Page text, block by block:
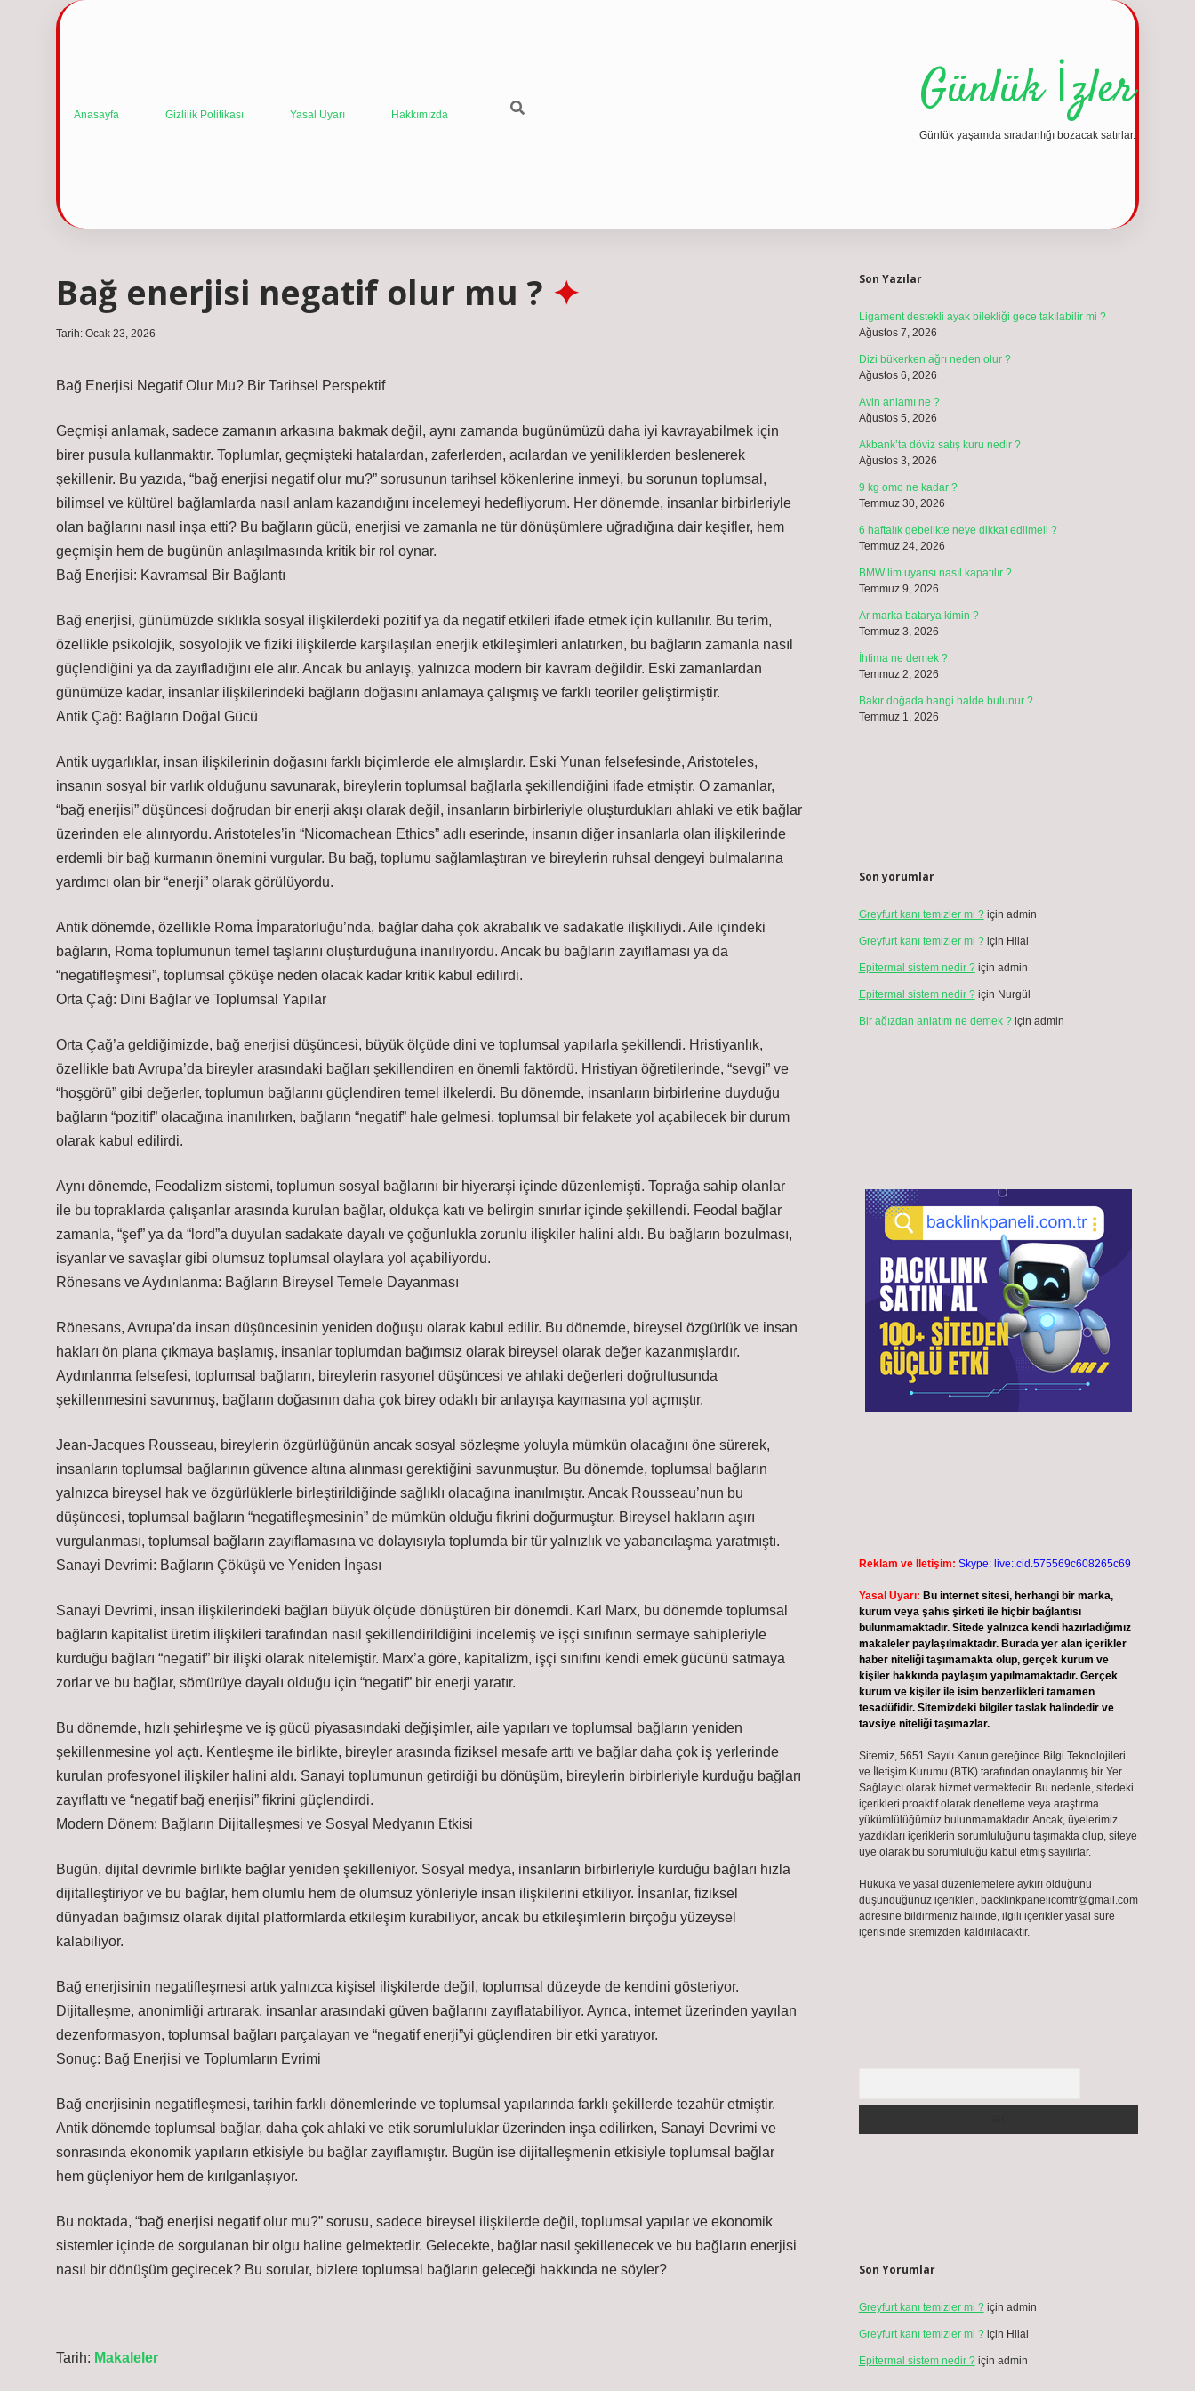
Anasayfa Gizlilik Politikası Yasal Uyarı Hakkımızda Günlük İzler
Günlük yaşamda sıradanlığı bozacak satırlar.
Bağ enerjisi negatif olur mu ?
Tarih: Ocak 23, 2026
Bağ Enerjisi Negatif Olur Mu? Bir Tarihsel Perspektif
Geçmişi anlamak, sadece zamanın arkasına bakmak değil, aynı zamanda bugünümüzü daha iyi kavrayabilmek için
birer pusula kullanmaktır. Toplumlar, geçmişteki hatalardan, zaferlerden, acılardan ve yeniliklerden beslenerek
şekillenir. Bu yazıda, “bağ enerjisi negatif olur mu?” sorusunun tarihsel kökenlerine inmeyi, bu sorunun toplumsal,
bilimsel ve kültürel bağlamlarda nasıl anlam kazandığını incelemeyi hedefliyorum. Her dönemde, insanlar birbirleriyle
olan bağlarını nasıl inşa etti? Bu bağların gücü, enerjisi ve zamanla ne tür dönüşümlere uğradığına dair keşifler, hem
geçmişin hem de bugünün anlaşılmasında kritik bir rol oynar.
Bağ Enerjisi: Kavramsal Bir Bağlantı
Bağ enerjisi, günümüzde sıklıkla sosyal ilişkilerdeki pozitif ya da negatif etkileri ifade etmek için kullanılır. Bu terim,
özellikle psikolojik, sosyolojik ve fiziki ilişkilerde karşılaşılan enerjik etkileşimleri anlatırken, bu bağların zamanla nasıl
güçlendiğini ya da zayıfladığını ele alır. Ancak bu anlayış, yalnızca modern bir kavram değildir. Eski zamanlardan
günümüze kadar, insanlar ilişkilerindeki bağların doğasını anlamaya çalışmış ve farklı teoriler geliştirmiştir.
Antik Çağ: Bağların Doğal Gücü
Antik uygarlıklar, insan ilişkilerinin doğasını farklı biçimlerde ele almışlardır. Eski Yunan felsefesinde, Aristoteles,
insanın sosyal bir varlık olduğunu savunarak, bireylerin toplumsal bağlarla şekillendiğini ifade etmiştir. O zamanlar,
“bağ enerjisi” düşüncesi doğrudan bir enerji akışı olarak değil, insanların birbirleriyle oluşturdukları ahlaki ve etik bağlar
üzerinden ele alınıyordu. Aristoteles’in “Nicomachean Ethics” adlı eserinde, insanın diğer insanlarla olan ilişkilerinde
erdemli bir bağ kurmanın önemini vurgular. Bu bağ, toplumu sağlamlaştıran ve bireylerin ruhsal dengeyi bulmalarına
yardımcı olan bir “enerji” olarak görülüyordu.
Antik dönemde, özellikle Roma İmparatorluğu’nda, bağlar daha çok akrabalık ve sadakatle ilişkiliydi. Aile içindeki
bağların, Roma toplumunun temel taşlarını oluşturduğuna inanılıyordu. Ancak bu bağların zayıflaması ya da
“negatifleşmesi”, toplumsal çöküşe neden olacak kadar kritik kabul edilirdi.
Orta Çağ: Dini Bağlar ve Toplumsal Yapılar
Orta Çağ’a geldiğimizde, bağ enerjisi düşüncesi, büyük ölçüde dini ve toplumsal yapılarla şekillendi. Hristiyanlık,
özellikle batı Avrupa’da bireyler arasındaki bağları şekillendiren en önemli faktördü. Hristiyan öğretilerinde, “sevgi” ve
“hoşgörü” gibi değerler, toplumun bağlarını güçlendiren temel ilkelerdi. Bu dönemde, insanların birbirlerine duyduğu
bağların “pozitif” olacağına inanılırken, bağların “negatif” hale gelmesi, toplumsal bir felakete yol açabilecek bir durum
olarak kabul edilirdi.
Aynı dönemde, Feodalizm sistemi, toplumun sosyal bağlarını bir hiyerarşi içinde düzenlemişti. Toprağa sahip olanlar
ile bu topraklarda çalışanlar arasında kurulan bağlar, oldukça katı ve belirgin sınırlar içinde şekillendi. Feodal bağlar
zamanla, “şef” ya da “lord”a duyulan sadakate dayalı ve çoğunlukla zorunlu ilişkiler halini aldı. Bu bağların bozulması,
isyanlar ve savaşlar gibi olumsuz toplumsal olaylara yol açabiliyordu.
Rönesans ve Aydınlanma: Bağların Bireysel Temele Dayanması
Rönesans, Avrupa’da insan düşüncesinin yeniden doğuşu olarak kabul edilir. Bu dönemde, bireysel özgürlük ve insan
hakları ön plana çıkmaya başlamış, insanlar toplumdan bağımsız olarak bireysel olarak değer kazanmışlardır.
Aydınlanma felsefesi, toplumsal bağların, bireylerin rasyonel düşüncesi ve ahlaki değerleri doğrultusunda
şekillenmesini savunmuş, bağların doğasının daha çok birey odaklı bir anlayışa kaymasına yol açmıştır.
Jean-Jacques Rousseau, bireylerin özgürlüğünün ancak sosyal sözleşme yoluyla mümkün olacağını öne sürerek,
insanların toplumsal bağlarının güvence altına alınması gerektiğini savunmuştur. Bu dönemde, toplumsal bağların
yalnızca bireysel hak ve özgürlüklerle birleştirildiğinde sağlıklı olacağına inanılmıştır. Ancak Rousseau’nun bu
düşüncesi, toplumsal bağların “negatifleşmesinin” de mümkün olduğu fikrini doğurmuştur. Bireysel hakların aşırı
vurgulanması, toplumsal bağların zayıflamasına ve dolayısıyla toplumda bir tür yalnızlık ve yabancılaşma yaratmıştı.
Sanayi Devrimi: Bağların Çöküşü ve Yeniden İnşası
Sanayi Devrimi, insan ilişkilerindeki bağları büyük ölçüde dönüştüren bir dönemdi. Karl Marx, bu dönemde toplumsal
bağların kapitalist üretim ilişkileri tarafından nasıl şekillendirildiğini incelemiş ve işçi sınıfının sermaye sahipleriyle
kurduğu bağları “negatif” bir ilişki olarak nitelemiştir. Marx’a göre, kapitalizm, işçi sınıfını kendi emek gücünü satmaya
zorlar ve bu bağlar, sömürüye dayalı olduğu için “negatif” bir enerji yaratır.
Bu dönemde, hızlı şehirleşme ve iş gücü piyasasındaki değişimler, aile yapıları ve toplumsal bağların yeniden
şekillenmesine yol açtı. Kentleşme ile birlikte, bireyler arasında fiziksel mesafe arttı ve bağlar daha çok iş yerlerinde
kurulan profesyonel ilişkiler halini aldı. Sanayi toplumunun getirdiği bu dönüşüm, bireylerin birbirleriyle kurduğu bağları
zayıflattı ve “negatif bağ enerjisi” fikrini güçlendirdi.
Modern Dönem: Bağların Dijitalleşmesi ve Sosyal Medyanın Etkisi
Bugün, dijital devrimle birlikte bağlar yeniden şekilleniyor. Sosyal medya, insanların birbirleriyle kurduğu bağları hızla
dijitalleştiriyor ve bu bağlar, hem olumlu hem de olumsuz yönleriyle insan ilişkilerini etkiliyor. İnsanlar, fiziksel
dünyadan bağımsız olarak dijital platformlarda etkileşim kurabiliyor, ancak bu etkileşimlerin birçoğu yüzeysel
kalabiliyor.
Bağ enerjisinin negatifleşmesi artık yalnızca kişisel ilişkilerde değil, toplumsal düzeyde de kendini gösteriyor.
Dijitalleşme, anonimliği artırarak, insanlar arasındaki güven bağlarını zayıflatabiliyor. Ayrıca, internet üzerinden yayılan
dezenformasyon, toplumsal bağları parçalayan ve “negatif enerji”yi güçlendiren bir etki yaratıyor.
Sonuç: Bağ Enerjisi ve Toplumların Evrimi
Bağ enerjisinin negatifleşmesi, tarihin farklı dönemlerinde ve toplumsal yapılarında farklı şekillerde tezahür etmiştir.
Antik dönemde toplumsal bağlar, daha çok ahlaki ve etik sorumluluklar üzerinden inşa edilirken, Sanayi Devrimi ve
sonrasında ekonomik yapıların etkisiyle bu bağlar zayıflamıştır. Bugün ise dijitalleşmenin etkisiyle toplumsal bağlar
hem güçleniyor hem de kırılganlaşıyor.
Bu noktada, “bağ enerjisi negatif olur mu?” sorusu, sadece bireysel ilişkilerde değil, toplumsal yapılar ve ekonomik
sistemler içinde de sorgulanan bir olgu haline gelmektedir. Gelecekte, bağlar nasıl şekillenecek ve bu bağların enerjisi
nasıl bir dönüşüm geçirecek? Bu sorular, bizlere toplumsal bağların geleceği hakkında ne söyler?
Tarih: Makaleler
Son Yazılar
Ligament destekli ayak bilekliği gece takılabilir mi ?
Ağustos 7, 2026
Dizi bükerken ağrı neden olur ?
Ağustos 6, 2026
Avin anlamı ne ?
Ağustos 5, 2026
Akbank’ta döviz satış kuru nedir ?
Ağustos 3, 2026
9 kg omo ne kadar ?
Temmuz 30, 2026
6 haftalık gebelikte neye dikkat edilmeli ?
Temmuz 24, 2026
BMW lim uyarısı nasıl kapatılır ?
Temmuz 9, 2026
Ar marka batarya kimin ?
Temmuz 3, 2026
İhtima ne demek ?
Temmuz 2, 2026
Bakır doğada hangi halde bulunur ?
Temmuz 1, 2026
Son yorumlar
Greyfurt kanı temizler mi ?için admin
Greyfurt kanı temizler mi ?için Hilal
Epitermal sistem nedir ?için admin
Epitermal sistem nedir ?için Nurgül
Bir ağızdan anlatım ne demek ?için admin
Reklam ve İletişim: Skype: live:.cid.575569c608265c69
Yasal Uyarı: Bu internet sitesi, herhangi bir marka,
kurum veya şahıs şirketi ile hiçbir bağlantısı
bulunmamaktadır. Sitede yalnızca kendi hazırladığımız
makaleler paylaşılmaktadır. Burada yer alan içerikler
haber niteliği taşımamakta olup, gerçek kurum ve
kişiler hakkında paylaşım yapılmamaktadır. Gerçek
kurum ve kişiler ile isim benzerlikleri tamamen
tesadüfidir. Sitemizdeki bilgiler taslak halindedir ve
tavsiye niteliği taşımazlar.
Sitemiz, 5651 Sayılı Kanun gereğince Bilgi Teknolojileri
ve İletişim Kurumu (BTK) tarafından onaylanmış bir Yer
Sağlayıcı olarak hizmet vermektedir. Bu nedenle, sitedeki
içerikleri proaktif olarak denetleme veya araştırma
yükümlülüğümüz bulunmamaktadır. Ancak, üyelerimiz
yazdıkları içeriklerin sorumluluğunu taşımakta olup, siteye
üye olarak bu sorumluluğu kabul etmiş sayılırlar.
Hukuka ve yasal düzenlemelere aykırı olduğunu
düşündüğünüz içerikleri, backlinkpanelicomtr@gmail.com
adresine bildirmeniz halinde, ilgili içerikler yasal süre
içerisinde sitemizden kaldırılacaktır.
Son Yorumlar
Greyfurt kanı temizler mi ?için admin
Greyfurt kanı temizler mi ?için Hilal
Epitermal sistem nedir ?için admin